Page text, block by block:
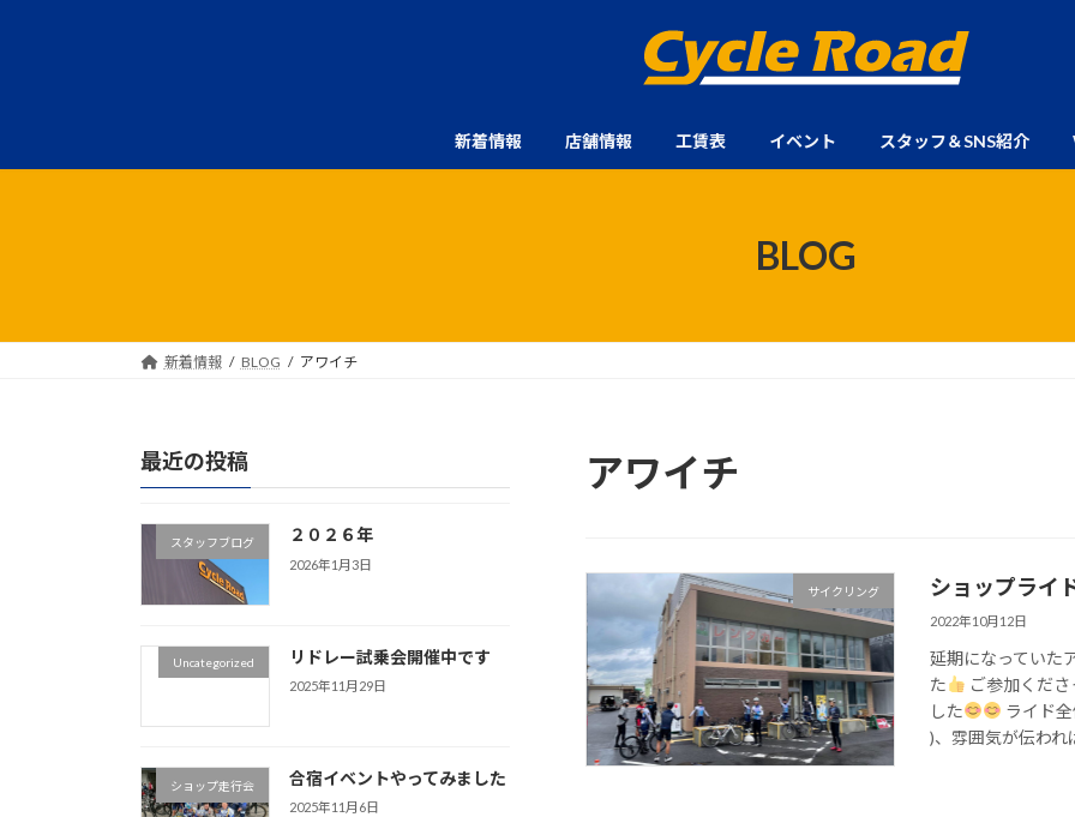
新着情報 店舗情報 工賃表 イベント スタッフ＆SNS紹介
BLOG
新着情報 BLOG アワイチ
アワイチ
サイクリング ショップライ
2022年10月12日
延期になっていた
た
ご参加くだ
した
ライド
)、雰囲気が伝われ
最近の投稿
スタッフブログ ２０２６年
2026年1月3日
Uncategorized リドレー試乗会開催中です
2025年11月29日
ショップ走行会 合宿イベントやってみました
2025年11月6日